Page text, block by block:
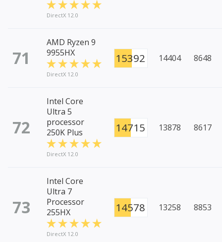
DirectX 12.0
71
AMD Ryzen 9
9955HX
DirectX 12.0
15392 14404 8648
72
Intel Core
Ultra 5
processor
250K Plus
DirectX 12.0
14715 13878 8617
73
Intel Core
Ultra 7
Processor
255HX
DirectX 12.0
14578 13258 8853